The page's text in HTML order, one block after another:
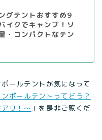
グテントおすすめ9
イクでキャンプ！ソ
・コンパクトなテン
ールテントが気になって
ポールテントってどう？
リ！～ 」を是非ご覧くだ